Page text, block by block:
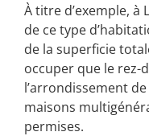
À titre d’exemple, à
de ce type
de la superficie
occuper que le rez-
l’arrondissement
maisons
permises.